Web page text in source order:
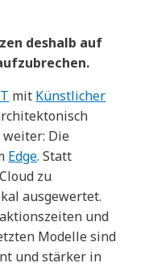
deshalb auf
mit Künstlicher
Die
Edge. Statt
zu
ausgewertet.
und
Modelle sind
und stärker in